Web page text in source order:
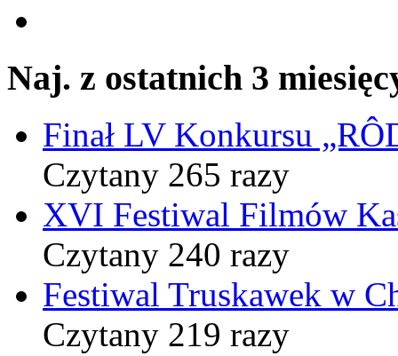
Naj. z ostatnich 3
Finał LV Konkursu
Czytany 265 razy
XVI Festiwal Filmów
Czytany 240 razy
Festiwal Truskawek w
Czytany 219 razy